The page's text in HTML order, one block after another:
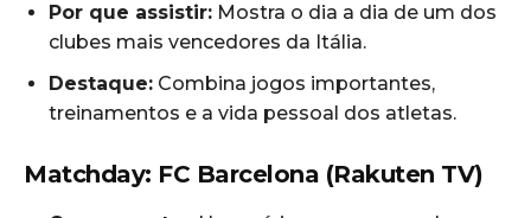
Por que assistir: Mostra o dia a dia de um dos
clubes mais vencedores da Itália.
Destaque: Combina jogos importantes,
treinamentos e a vida pessoal dos atletas.
Matchday: FC Barcelona (Rakuten TV)